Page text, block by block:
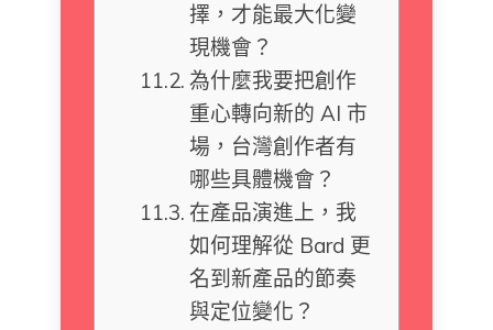
擇，才能最大化變
現機會？
為什麼我要把創作
重心轉向新的 AI 市
場，台灣創作者有
哪些具體機會？
在產品演進上，我
如何理解從 Bard 更
名到新產品的節奏
與定位變化？